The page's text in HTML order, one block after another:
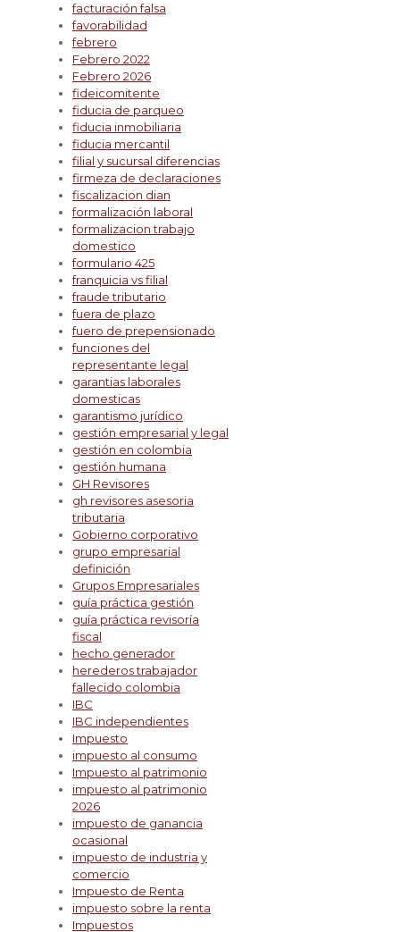
facturación falsa
favorabilidad
febrero
Febrero 2022
Febrero 2026
fideicomitente
fiducia de parqueo
fiducia inmobiliaria
fiducia mercantil
filial y sucursal diferencias
firmeza de declaraciones
fiscalizacion dian
formalización laboral
formalizacion trabajo
domestico
formulario 425
franquicia vs filial
fraude tributario
fuera de plazo
fuero de prepensionado
funciones del
representante legal
garantias laborales
domesticas
garantismo jurídico
gestión empresarial y legal
gestión en colombia
gestión humana
GH Revisores
gh revisores asesoria
tributaria
Gobierno corporativo
grupo empresarial
definición
Grupos Empresariales
guía práctica gestión
guía práctica revisoría
fiscal
hecho generador
herederos trabajador
fallecido colombia
IBC
IBC independientes
Impuesto
impuesto al consumo
Impuesto al patrimonio
impuesto al patrimonio
2026
impuesto de ganancia
ocasional
impuesto de industria y
comercio
Impuesto de Renta
impuesto sobre la renta
Impuestos